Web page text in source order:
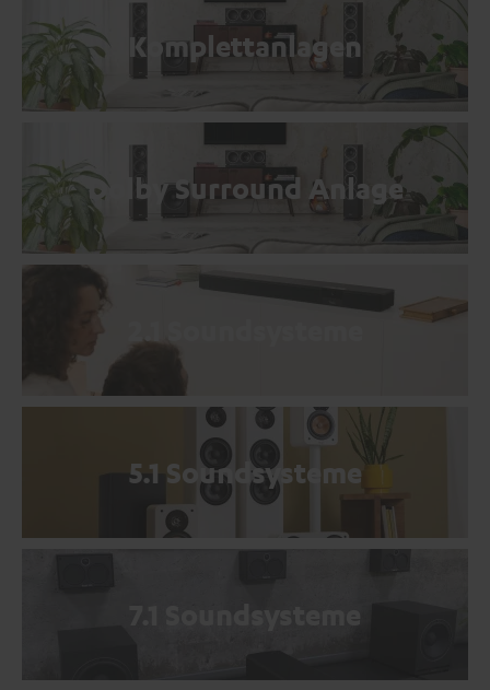
Komplettanlagen
Dolby Surround Anlage
5.1 Soundsysteme
7.1 Soundsysteme